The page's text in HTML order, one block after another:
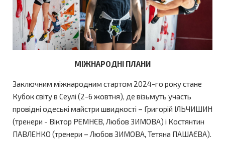
МІЖНАРОДНІ ПЛАНИ
Заключним міжнародним стартом 2024-го року стане
Кубок світу в Сеулі (2-6 жовтня), де візьмуть участь
провідні одеські майстри швидкості – Григорій ІЛЬЧИШИН
(тренери - Віктор РЕМНЄВ, Любов ЗИМОВА) і Костянтин
ПАВЛЕНКО (тренери – Любов ЗИМОВА, Тетяна ПАШАЄВА).